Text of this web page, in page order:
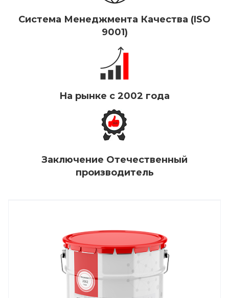
Система Менеджмента Качества (ISO
9001)
На рынке с 2002 года
Заключение Отечественный
производитель